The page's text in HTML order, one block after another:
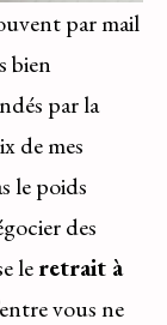
par mail
bien
par la
de mes
le poids
des
leretrait à
vous ne